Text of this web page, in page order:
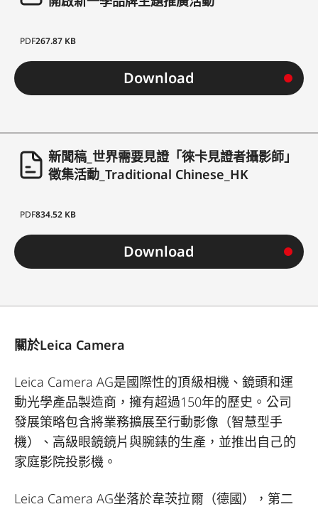
PDF267.87 KB
Download
新聞稿_世界需要見證「徠卡見證者攝影師」
徵集活動_Traditional Chinese_HK
PDF834.52 KB
Download
關於Leica Camera
Leica Camera AG是國際性的頂級相機、鏡頭和運
動光學產品製造商，擁有超過150年的歷史。公司
發展策略包含將業務擴展至行動影像（智慧型手
機）、高級眼鏡鏡片與腕錶的生產，並推出自己的
家庭影院投影機。
Leica Camera AG坐落於韋茨拉爾（德國），第二